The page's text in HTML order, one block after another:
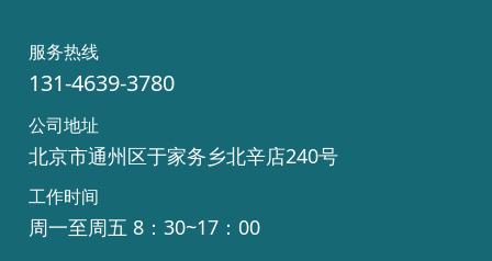
服务热线
131-4639-3780
公司地址
北京市通州区于家务乡北辛店240号
工作时间
周一至周五 8：30~17：00